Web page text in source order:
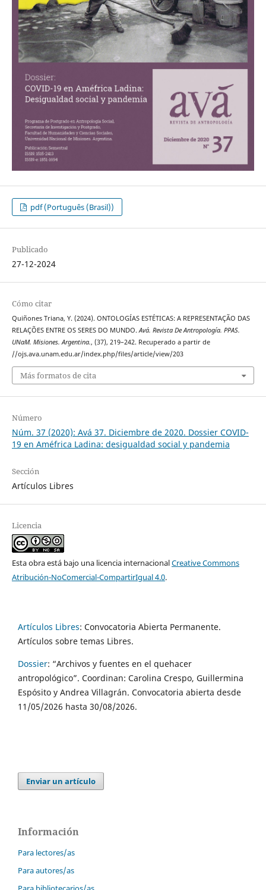
pdf (Português (Brasil))
Publicado
27-12-2024
Cómo citar
Quiñones Triana, Y. (2024). ONTOLOGÍAS ESTÉTICAS: A REPRESENTAÇÃO DAS
RELAÇÕES ENTRE OS SERES DO MUNDO.Avá. Revista De Antropología. PPAS.
UNaM. Misiones. Argentina., (37), 219–242. Recuperado a partir de
//ojs.ava.unam.edu.ar/index.php/files/article/view/203
Más formatos de cita
Número
Núm. 37 (2020): Avá 37. Diciembre de 2020. Dossier COVID-
19 en Améfrica Ladina: desigualdad social y pandemia
Sección
Artículos Libres
Licencia
Esta obra está bajo una licencia internacionalCreative Commons
Atribución-NoComercial-CompartirIgual 4.0.
Artículos Libres: Convocatoria Abierta Permanente.
Artículos sobre temas Libres.
Dossier: “Archivos y fuentes en el quehacer
antropológico”. Coordinan: Carolina Crespo, Guillermina
Espósito y Andrea Villagrán. Convocatoria abierta desde
11/05/2026 hasta 30/08/2026.
Enviar un artículo
Información
Para lectores/as
Para autores/as